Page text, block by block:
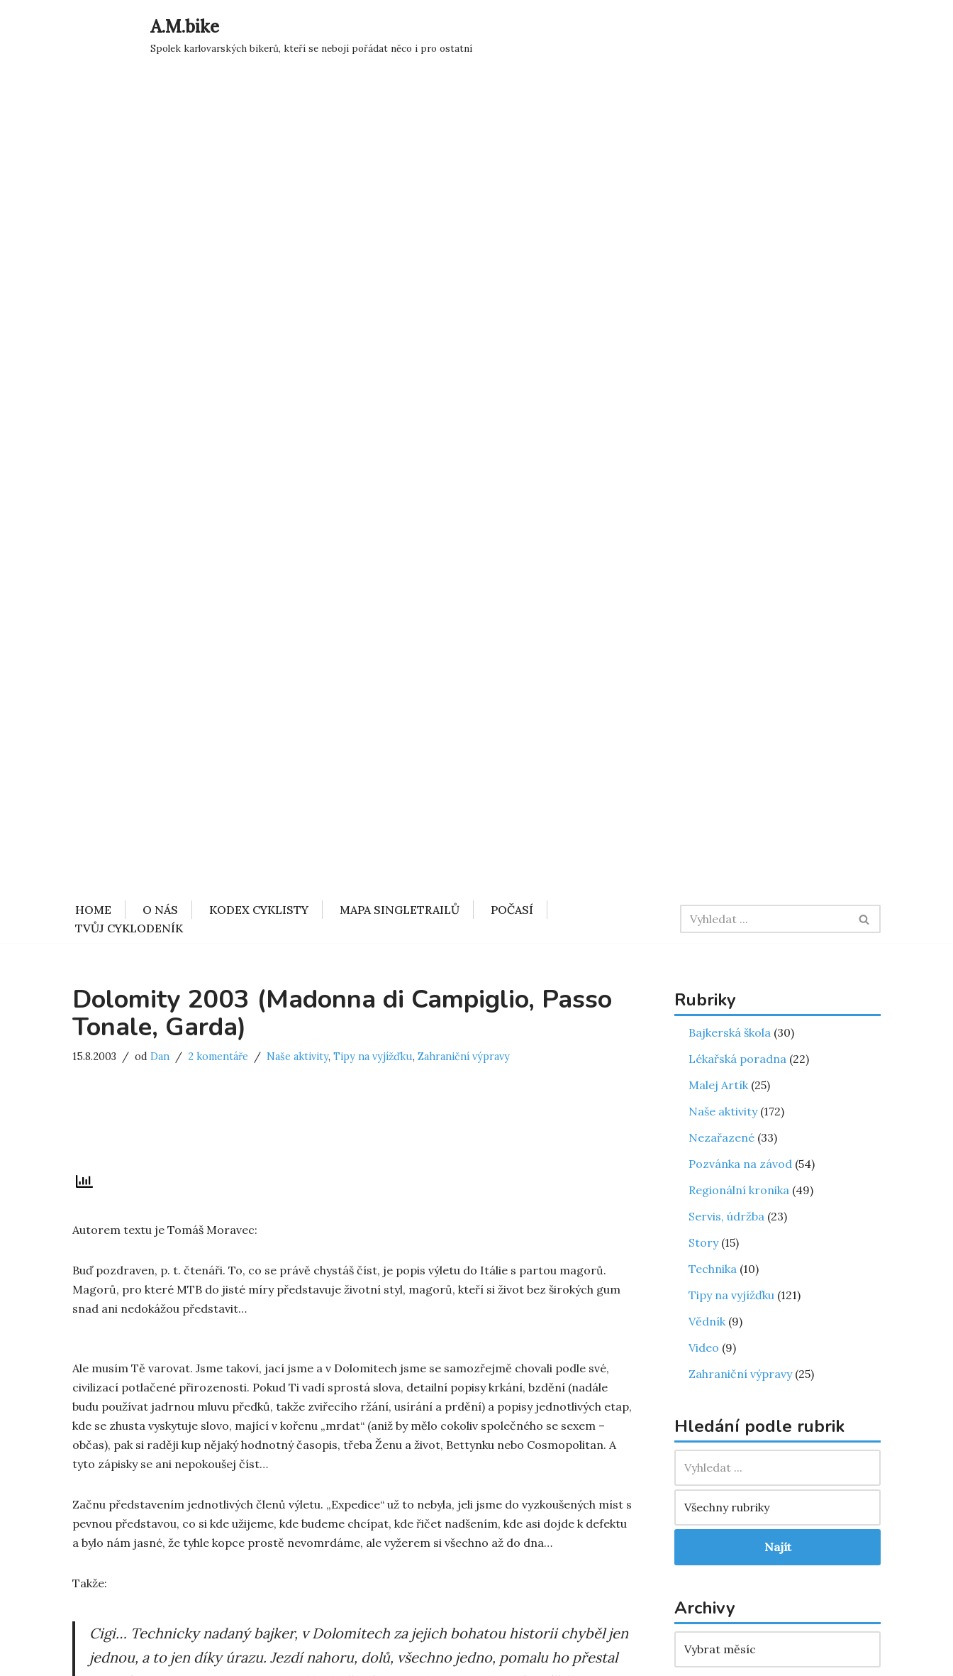
A.M.bike
Spolek karlovarských bikerů, kteří se nebojí pořádat něco i pro ostatní
HOME O NÁS KODEX CYKLISTY MAPA SINGLETRAILŮ
POČASÍ
TVŮJ CYKLODENÍK
Dolomity 2003 (Madonna di Campiglio, Passo
Tonale, Garda)
15.8.2003 od Dan 2 komentáře Naše aktivity, Tipy na vyjížďku, Zahraniční výpravy
Autorem textu je Tomáš Moravec:
Buď pozdraven, p. t. čtenáři. To, co se právě chystáš číst, je popis výletu do Itálie s partou magorů.
Magorů, pro které MTB do jisté míry představuje životní styl, magorů, kteří si život bez širokých gum
snad ani nedokážou představit…
Ale musím Tě varovat. Jsme takoví, jací jsme a v Dolomitech jsme se samozřejmě chovali podle své,
civilizací potlačené přirozenosti. Pokud Ti vadí sprostá slova, detailní popisy krkání, bzdění (nadále
budu používat jadrnou mluvu předků, takže zviřecího ržání, usírání a prdění) a popisy jednotlivých etap,
kde se zhusta vyskytuje slovo, mající v kořenu „mrdat“ (aniž by mělo cokoliv společného se sexem –
občas), pak si raději kup nějaký hodnotný časopis, třeba Ženu a život, Bettynku nebo Cosmopolitan. A
tyto zápisky se ani nepokoušej číst…
Začnu představením jednotlivých členů výletu. „Expedice“ už to nebyla, jeli jsme do vyzkoušených míst s
pevnou představou, co si kde užijeme, kde budeme chcípat, kde řičet nadšením, kde asi dojde k defektu
a bylo nám jasné, že tyhle kopce prostě nevomrdáme, ale vyžerem si všechno až do dna…
Takže:
Cigi… Technicky nadaný bajker, v Dolomitech za jejich bohatou historii chyběl jen
jednou, a to jen díky úrazu. Jezdí nahoru, dolů, všechno jedno, pomalu ho přestal
Rubriky
Bajkerská škola (30)
Lékařská poradna (22)
Malej Artík(25)
Naše aktivity(172)
Nezařazené (33)
Pozvánka na závod (54)
Regionální kronika (49)
Servis, údržba (23)
Story(15)
Technika (10)
Tipy na vyjížďku (121)
Vědník(9)
Video (9)
Zahraniční výpravy(25)
Hledání podle rubrik
Archivy